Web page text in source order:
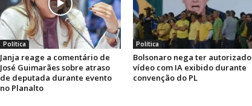
Política
Janja reage a comentário de
José Guimarães sobre atraso
de deputada durante evento
no Planalto
Política
Bolsonaro nega ter autorizado
vídeo com IA exibido durante
convenção do PL